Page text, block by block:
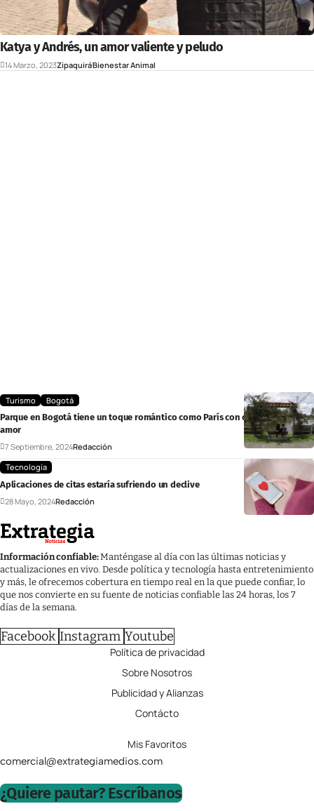
Katya y Andrés, un amor valiente y peludo
14 Marzo, 2023ZipaquiráBienestar Animal
Turismo
Bogotá
Parque en Bogotá tiene un toque romántico como París con candados del
amor
7 Septiembre, 2024Redacción
Tecnología
Aplicaciones de citas estaría sufriendo un declive
28 Mayo, 2024Redacción
Información confiable:Manténgase al día con las últimas noticias y
actualizaciones en vivo. Desde política y tecnología hasta entretenimiento
y más, le ofrecemos cobertura en tiempo real en la que puede confiar, lo
que nos convierte en su fuente de noticias confiable las 24 horas, los 7
días de la semana.
Facebook Instagram Youtube
Política de privacidad
Sobre Nosotros
Publicidad y Alianzas
Contácto
Mis Favoritos
comercial@extrategiamedios.com
¿Quiere pautar? Escríbanos